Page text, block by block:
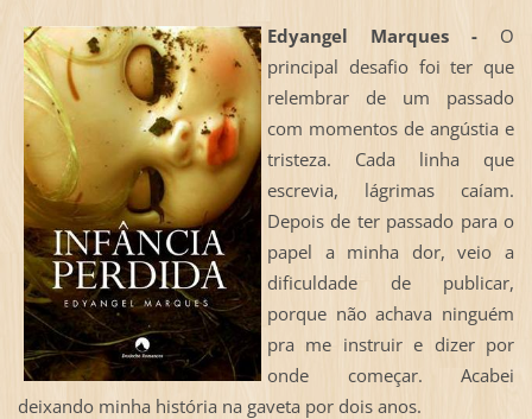
Edyangel Marques - O
principal desafio foi ter que
relembrar de um passado
com momentos de angústia e
tristeza. Cada linha que
escrevia, lágrimas caíam.
Depois de ter passado para o
papel a minha dor, veio a
dificuldade de publicar,
porque não achava ninguém
pra me instruir e dizer por
onde começar. Acabei
deixando minha história na gaveta por dois anos.